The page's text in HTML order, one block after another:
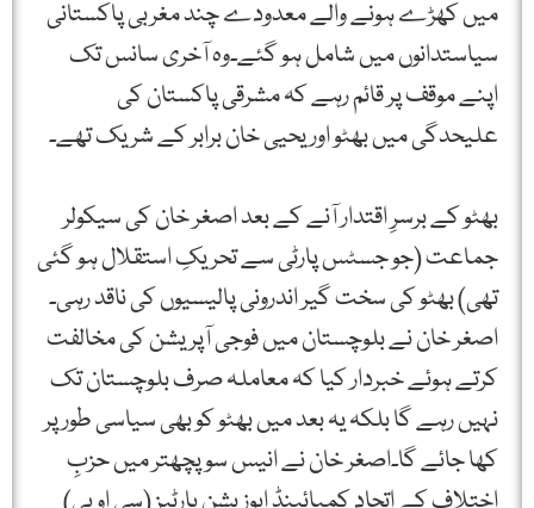
میں کھڑے ہونے والے معدودے چند مغربی پاکستانی
سیاستدانوں میں شامل ہو گئے۔وہ آخری سانس تک
اپنے موقف پر قائم رہے کہ مشرقی پاکستان کی
علیحدگی میں بھٹو اور یحیی خان برابر کے شریک تھے۔
بھٹو کے برسرِ اقتدار آنے کے بعد اصغر خان کی سیکولر
جماعت (جو جسٹس پارٹی سے تحریکِ استقلال ہو گئی
تھی) بھٹو کی سخت گیر اندرونی پالیسیوں کی ناقد رہی۔
اصغر خان نے بلوچستان میں فوجی آپریشن کی مخالفت
کرتے ہوئے خبردار کیا کہ معاملہ صرف بلوچستان تک
نہیں رہے گا بلکہ یہ بعد میں بھٹو کو بھی سیاسی طور پر
کھا جائے گا۔اصغر خان نے انیس سو پچھتر میں حزبِ